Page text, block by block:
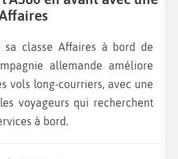
allemande améliore
vols long-courriers, avec une
voyageurs qui recherchent
à bord.